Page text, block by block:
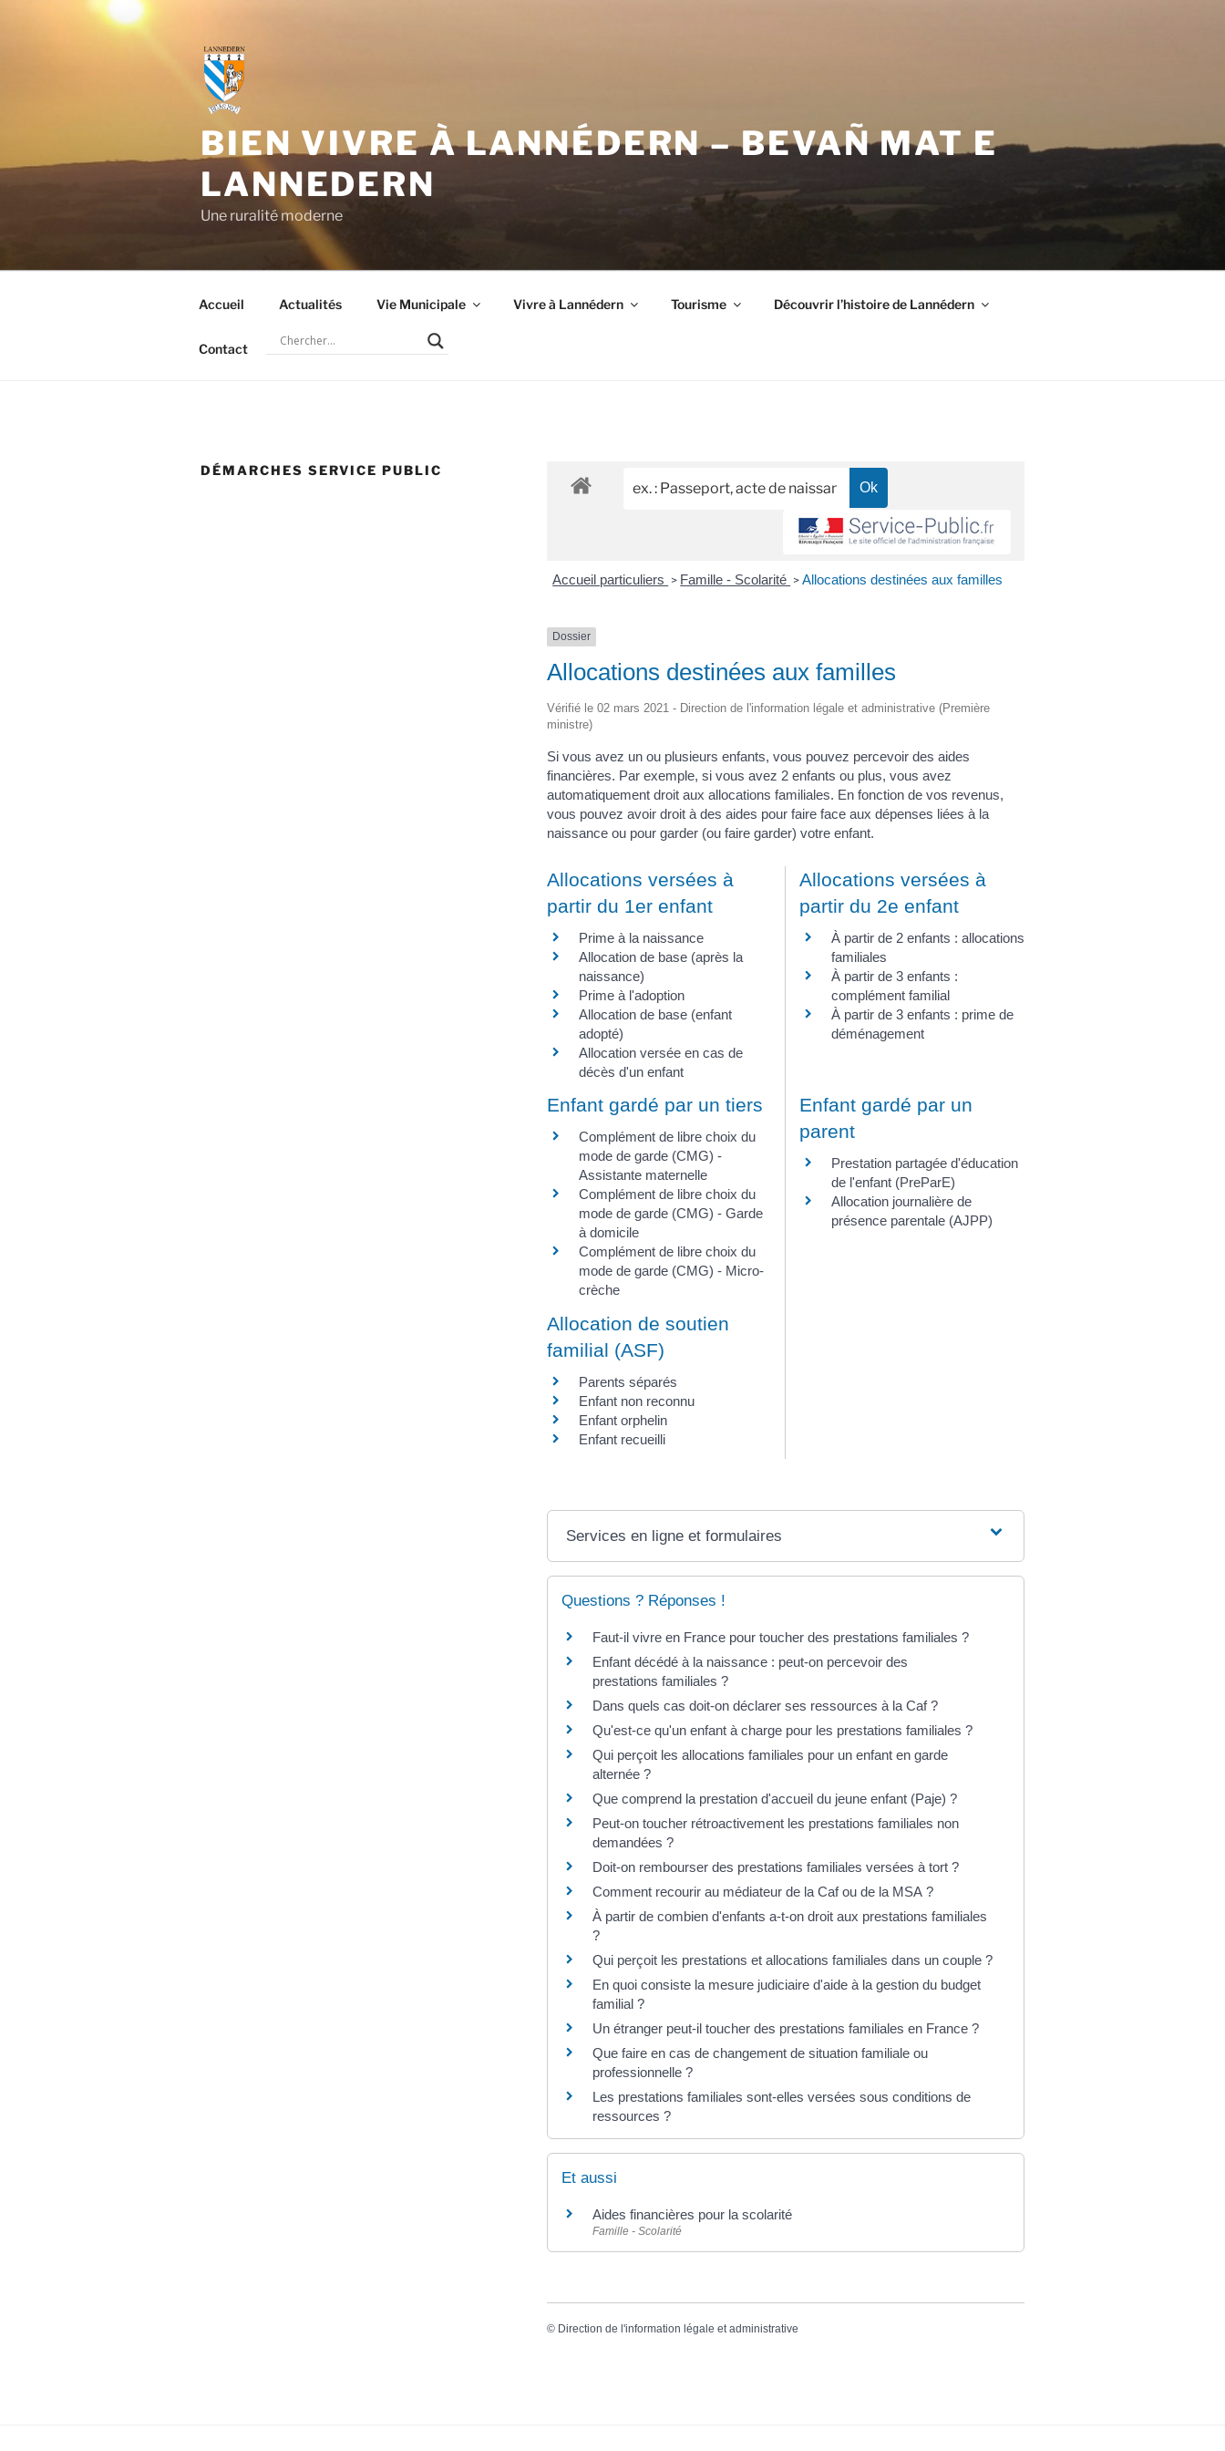
BIEN VIVRE À LANNÉDERN – BEVAÑ MAT E
LANNEDERN
Une ruralité moderne
Accueil Actualités Vie Municipale Vivre à Lannédern Tourisme Découvrir l’histoire de Lannédern
Contact
DÉMARCHES SERVICE PUBLIC
Accueil particuliers > Famille - Scolarité >Allocations destinées aux familles
Dossier
Allocations destinées aux familles
Vérifié le 02 mars 2021 - Direction de l'information légale et administrative (Première
ministre)
Si vous avez un ou plusieurs enfants, vous pouvez percevoir des aides
financières. Par exemple, si vous avez 2 enfants ou plus, vous avez
automatiquement droit aux allocations familiales. En fonction de vos revenus,
vous pouvez avoir droit à des aides pour faire face aux dépenses liées à la
naissance ou pour garder (ou faire garder) votre enfant.
Allocations versées à
partir du 1er enfant
Prime à la naissance
Allocation de base (après la
naissance)
Prime à l'adoption
Allocation de base (enfant
adopté)
Allocation versée en cas de
décès d'un enfant
Allocations versées à
partir du 2e enfant
À partir de 2 enfants : allocations
familiales
À partir de 3 enfants :
complément familial
À partir de 3 enfants : prime de
déménagement
Enfant gardé par un tiers
Complément de libre choix du
mode de garde (CMG) -
Assistante maternelle
Complément de libre choix du
mode de garde (CMG) - Garde
à domicile
Complément de libre choix du
mode de garde (CMG) - Micro-
crèche
Enfant gardé par un
parent
Prestation partagée d'éducation
de l'enfant (PreParE)
Allocation journalière de
présence parentale (AJPP)
Allocation de soutien
familial (ASF)
Parents séparés
Enfant non reconnu
Enfant orphelin
Enfant recueilli
Services en ligne et formulaires
Questions ? Réponses !
Faut-il vivre en France pour toucher des prestations familiales ?
Enfant décédé à la naissance : peut-on percevoir des
prestations familiales ?
Dans quels cas doit-on déclarer ses ressources à la Caf ?
Qu'est-ce qu'un enfant à charge pour les prestations familiales ?
Qui perçoit les allocations familiales pour un enfant en garde
alternée ?
Que comprend la prestation d'accueil du jeune enfant (Paje) ?
Peut-on toucher rétroactivement les prestations familiales non
demandées ?
Doit-on rembourser des prestations familiales versées à tort ?
Comment recourir au médiateur de la Caf ou de la MSA ?
À partir de combien d'enfants a-t-on droit aux prestations familiales
?
Qui perçoit les prestations et allocations familiales dans un couple ?
En quoi consiste la mesure judiciaire d'aide à la gestion du budget
familial ?
Un étranger peut-il toucher des prestations familiales en France ?
Que faire en cas de changement de situation familiale ou
professionnelle ?
Les prestations familiales sont-elles versées sous conditions de
ressources ?
Et aussi
Aides financières pour la scolarité
Famille - Scolarité
© Direction de l'information légale et administrative